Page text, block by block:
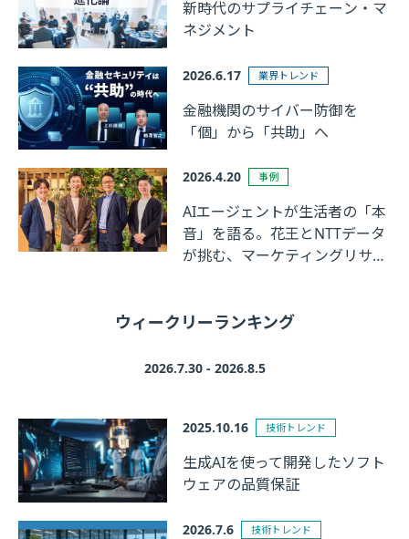
新時代のサプライチェーン・マ
ネジメント
2026.6.17 業界トレンド
金融機関のサイバー防御を
「個」から「共助」へ
2026.4.20 事例
AIエージェントが生活者の「本
音」を語る。花王とNTTデータ
が挑む、マーケティングリサー
ウィークリーランキング
2026.7.30 - 2026.8.5
2025.10.16 技術トレンド
生成AIを使って開発したソフト
ウェアの品質保証
2026.7.6 技術トレンド